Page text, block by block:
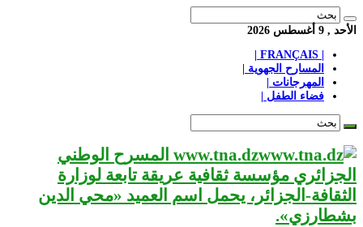
الأحد , 9 أغسطس 2026
المسارح الجهوية |
المهرجانات |
فضاء الطفل |
www.tna.dz المسرح الوطني
الجزائري مؤسسة ثقافية عريقة تابعة لوزارة
الثقافة-الجزائر، يحمل اسم العميد «محي الدين
بشطارزي».